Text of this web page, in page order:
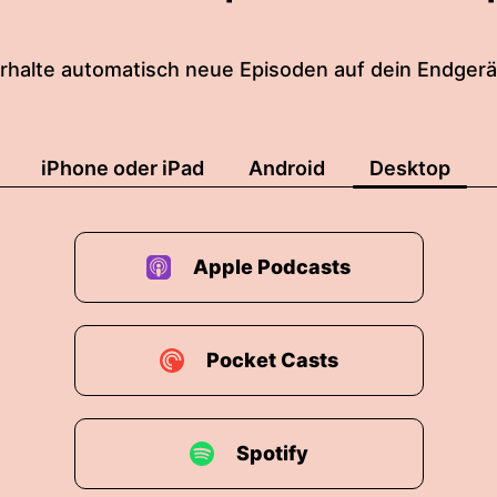
automatisch neue Episoden auf dein
iPhone oder iPad Android Desktop
Apple Podcasts
Pocket Casts
Spotify